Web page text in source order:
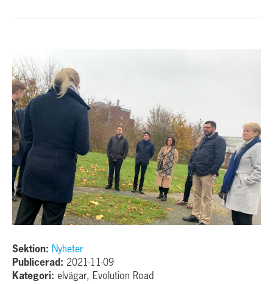
Sektion: Nyheter
Publicerad: 2021-11-09
Kategori: elvägar, Evolution Road